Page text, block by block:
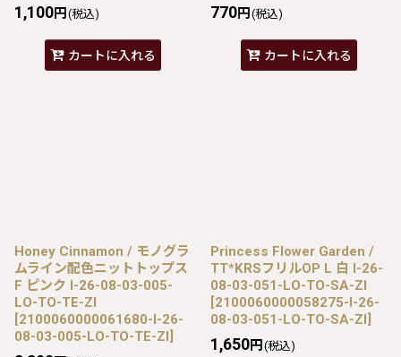
1,100円 (税込)
カートに入れる
770円 (税込)
カートに入れる
Honey Cinnamon / モノグラ
ムライン配色ニットトップス
F ピンク I-26-08-03-005-
LO-TO-TE-ZI
[2100060000061680-I-26-
08-03-005-LO-TO-TE-ZI]
Princess Flower Garden /
TT*KRSフリルOP L 白 I-26-
08-03-051-LO-TO-SA-ZI
[2100060000058275-I-26-
08-03-051-LO-TO-SA-ZI]
1,650円 (税込)